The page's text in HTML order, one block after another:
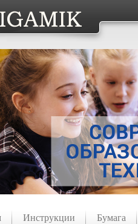
Инструкции Бумага